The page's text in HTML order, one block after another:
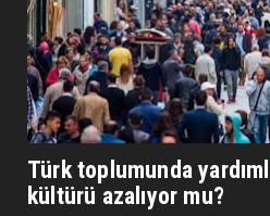
Türk toplumunda
kültürü azalıyor mu?